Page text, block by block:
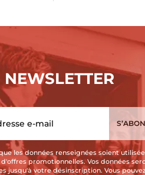
NEWSLETTER
les données renseignées soient
d'offres promotionnelles. Vos données
jusqu'à votre désinscription. Vous